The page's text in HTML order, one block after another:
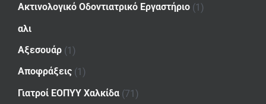
Ακτινολογικό Οδοντιατρικό Εργαστήριο (1)
αλι
Αξεσουάρ (1)
Αποφράξεις (1)
Γιατροί ΕΟΠΥΥ Χαλκίδα (71)